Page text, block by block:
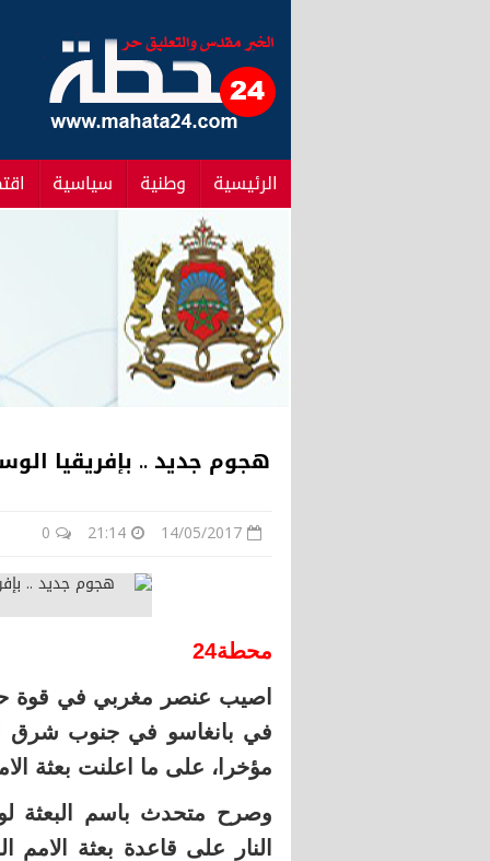
الرئيسية وطنية سياسية
هجوم جديد .. بإفريقيا
محطة24
اصيب عنصر مغربي في قوة
في بانغاسو في جنوب شرق
مؤخرا، على ما اعلنت بعثة
وصرح متحدث باسم البعثة
النار على قاعدة بعثة